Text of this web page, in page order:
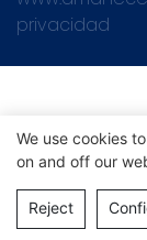
privacidad
We use cookies
on and off our
Reject